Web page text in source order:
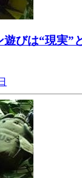
びは“現実”